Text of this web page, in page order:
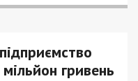
гривень